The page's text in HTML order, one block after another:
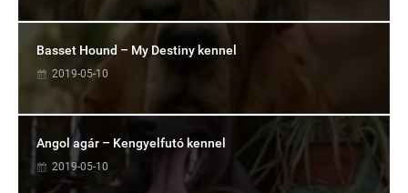
Basset Hound – My Destiny kennel
2019-05-10
Angol agár – Kengyelfutó kennel
2019-05-10